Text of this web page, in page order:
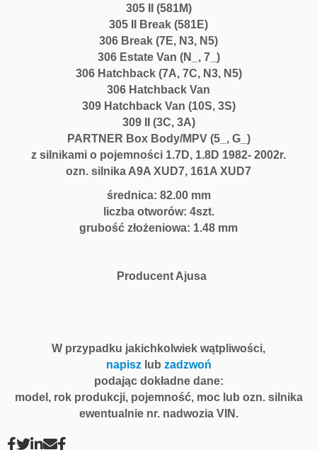
a
305 II (581M)
305 II Break (581E)
306 Break (7E, N3, N5)
306 Estate Van (N_, 7_)
306 Hatchback (7A, 7C, N3, N5)
306 Hatchback Van
309 Hatchback Van (10S, 3S)
309 II (3C, 3A)
PARTNER Box Body/MPV (5_, G_)
z silnikami o pojemności 1.7D, 1.8D 1982- 2002r.
ozn. silnika A9A XUD7, 161A XUD7
średnica: 82.00 mm
liczba otworów: 4szt.
grubość złożeniowa: 1.48 mm
Producent Ajusa
W przypadku jakichkolwiek wątpliwości,
napiszlub zadzwoń
podając dokładne dane:
model, rok produkcji, pojemność, moc lub ozn. silnika
ewentualnie nr. nadwozia VIN.